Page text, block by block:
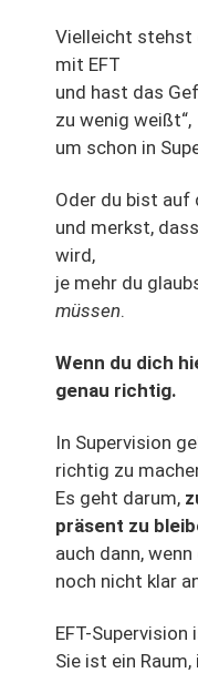
Vielleicht stehst
mit EFT
und hast das
zu wenig weißt“,
um schon in
Oder du bist auf
und merkst,
wird,
je mehr du
müssen.
Wenn du dich
genau richtig.
In Supervision
richtig zu
Es geht darum,
präsent zu
auch dann,
noch nicht klar
EFT-
Sie ist ein